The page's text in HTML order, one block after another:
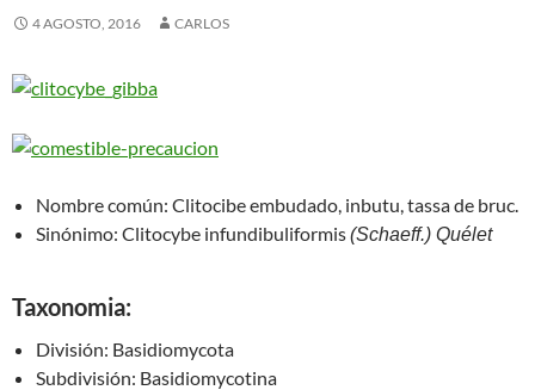
4 AGOSTO, 2016 CARLOS
Nombre común: Clitocibe embudado, inbutu, tassa de bruc.
Sinónimo: Clitocybe infundibuliformis(Schaeff.) Quélet
Taxonomia:
División: Basidiomycota
Subdivisión: Basidiomycotina